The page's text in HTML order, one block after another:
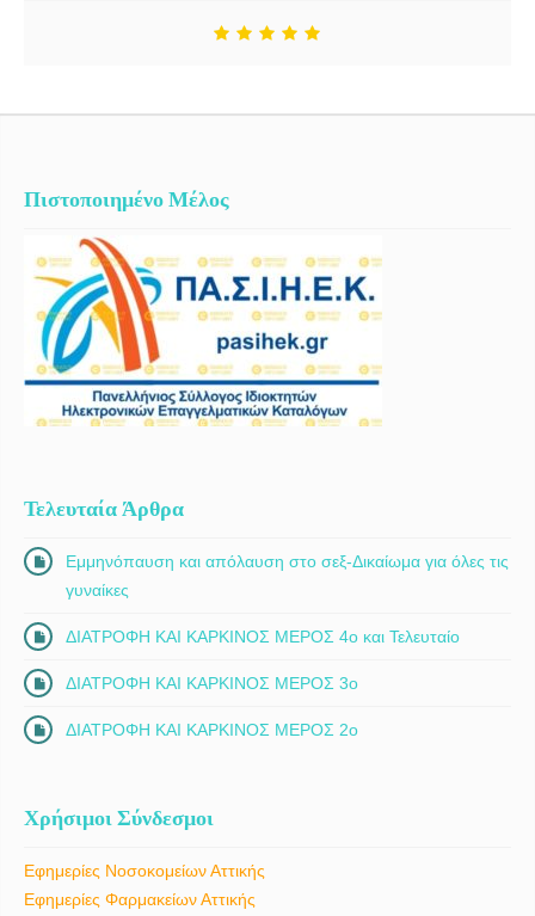
Πιστοποιημένο Μέλος
Τελευταία Άρθρα
Εμμηνόπαυση και απόλαυση στο σεξ-Δικαίωμα για όλες τις
γυναίκες
ΔΙΑΤΡΟΦΗ ΚΑΙ ΚΑΡΚΙΝΟΣ ΜΕΡΟΣ 4ο και Τελευταίο
ΔΙΑΤΡΟΦΗ ΚΑΙ ΚΑΡΚΙΝΟΣ ΜΕΡΟΣ 3ο
ΔΙΑΤΡΟΦΗ ΚΑΙ ΚΑΡΚΙΝΟΣ ΜΕΡΟΣ 2ο
Χρήσιμοι Σύνδεσμοι
Εφημερίες Νοσοκομείων Αττικής
Εφημερίες Φαρμακείων Αττικής